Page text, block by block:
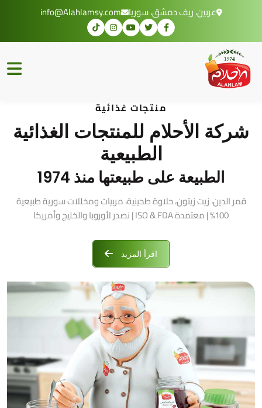
عربين، ريف دمشق، سوريا info@Alahlamsy.com
منتجات غذائية
شركة الأحلام للمنتجات الغذائية
الطبيعية
الطبيعة على طبيعتها منذ 1974
قمر الدين، زيت زيتون، حلاوة طحينية، مربيات ومخللات سورية طبيعية
100% | معتمدة ISO & FDA | نصدر لأوروبا والخليج وأمريكا
اقرأ المزيد